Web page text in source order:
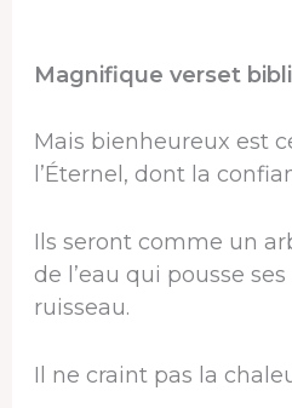
Magnifique verset
Mais bienheureux est
l’Éternel, dont la
Ils seront comme un
de l’eau qui pousse
ruisseau.
Il ne craint pas la